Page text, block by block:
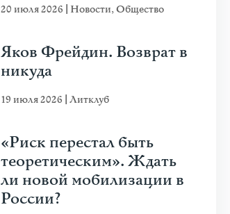
20 июля 2026 Новости,Общество
Яков Фрейдин. Возврат в
никуда
19 июля 2026 Литклуб
«Риск перестал быть
теоретическим». Ждать
ли новой мобилизации в
России?